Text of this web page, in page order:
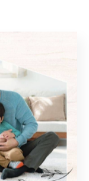
抑えるコツ
塚市でのリフォ
最新情報を正
や対象となる
了前に計画的に
ることが可能で